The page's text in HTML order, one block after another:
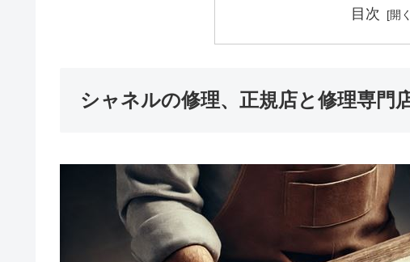
目次
シャネルの修理、正規店と修理専門